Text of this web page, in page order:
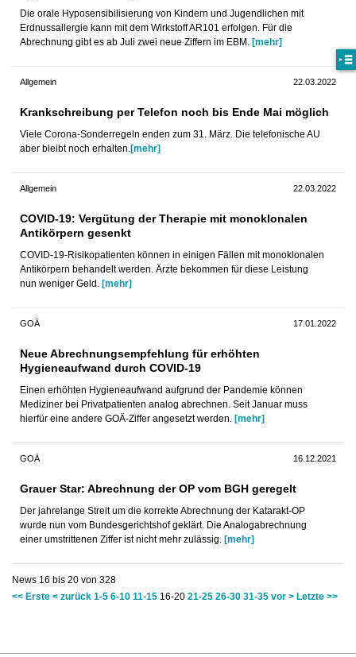
Die orale Hyposensibilisierung von Kindern und Jugendlichen mit
Erdnussallergie kann mit dem Wirkstoff AR101 erfolgen. Für die
Abrechnung gibt es ab Juli zwei neue Ziffern im EBM. [mehr]
Allgemein 22.03.2022
Krankschreibung per Telefon noch bis Ende Mai möglich
Viele Corona-Sonderregeln enden zum 31. März. Die telefonische AU
aber bleibt noch erhalten. [mehr]
Allgemein 22.03.2022
COVID-19: Vergütung der Therapie mit monoklonalen
Antikörpern gesenkt
COVID-19-Risikopatienten können in einigen Fällen mit monoklonalen
Antikörpern behandelt werden. Ärzte bekommen für diese Leistung
nun weniger Geld. [mehr]
GOÄ 17.01.2022
Neue Abrechnungsempfehlung für erhöhten
Hygieneaufwand durch COVID-19
Einen erhöhten Hygieneaufwand aufgrund der Pandemie können
Mediziner bei Privatpatienten analog abrechnen. Seit Januar muss
hierfür eine andere GOÄ-Ziffer angesetzt werden. [mehr]
GOÄ 16.12.2021
Grauer Star: Abrechnung der OP vom BGH geregelt
Der jahrelange Streit um die korrekte Abrechnung der Katarakt-OP
wurde nun vom Bundesgerichtshof geklärt. Die Analogabrechnung
einer umstrittenen Ziffer ist nicht mehr zulässig. [mehr]
News 16 bis 20 von 328
<< Erste < zurück 1-5 6-10 11-15 16-20 21-25 26-30 31-35 vor > Letzte >>